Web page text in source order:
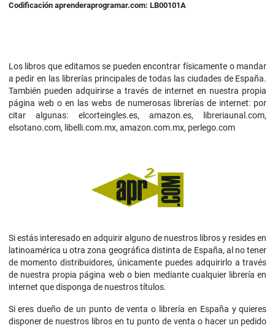
Codificación aprenderaprogramar.com: LB00101A
Los libros que editamos se pueden encontrar físicamente o mandar
a pedir en las librerías principales de todas las ciudades de España.
También pueden adquirirse a través de internet en nuestra propia
página web o en las webs de numerosas librerías de internet: por
citar algunas: elcorteingles.es, amazon.es, libreriaunal.com,
elsotano.com, libelli.com.mx, amazon.com.mx, perlego.com
Si estás interesado en adquirir alguno de nuestros libros y resides en
latinoamérica u otra zona geográfica distinta de España, al no tener
de momento distribuidores, únicamente puedes adquirirlo a través
de nuestra propia página web o bien mediante cualquier librería en
internet que disponga de nuestros títulos.
Si eres dueño de un punto de venta o librería en España y quieres
disponer de nuestros libros en tu punto de venta o hacer un pedido